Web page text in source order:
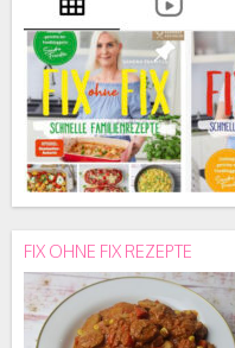
FIX OHNE FIX REZEPTE